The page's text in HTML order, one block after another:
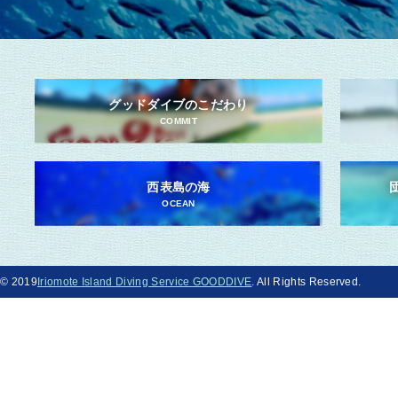
グッドダイブのこだわり
COMMIT
西表島の海
OCEAN
© 2019 Iriomote Island Diving Service GOODDIVE. All Rights Reserved.